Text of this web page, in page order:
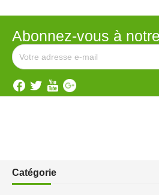
Abonnez-vous à
Catégorie